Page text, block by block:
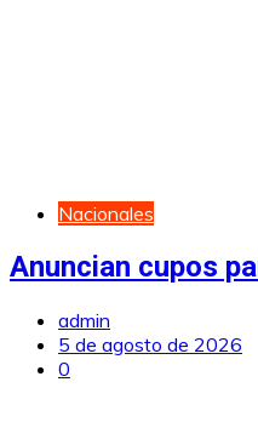
Nacionales
Anuncian cupos
admin
5 de agosto de 2026
0